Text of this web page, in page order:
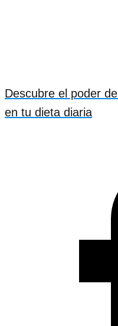
Descubre el poder
en tu dieta diaria